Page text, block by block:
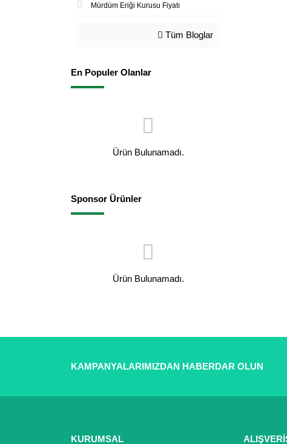
Mürdüm Eriği Kurusu Fiyatı
Tüm Bloglar
En Populer Olanlar
Ürün Bulunamadı.
Sponsor Ürünler
Ürün Bulunamadı.
KAMPANYALARIMIZDAN HABERDAR OLUN
KURUMSAL